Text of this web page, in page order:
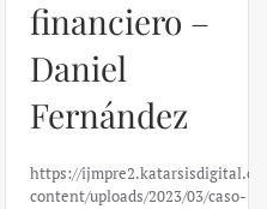
https://
content/uploads/2023/03/caso-
silicon-valley-ufm-market-
trends.pdf El último
elaborado para el Instituto
Juan de Mariana y para la